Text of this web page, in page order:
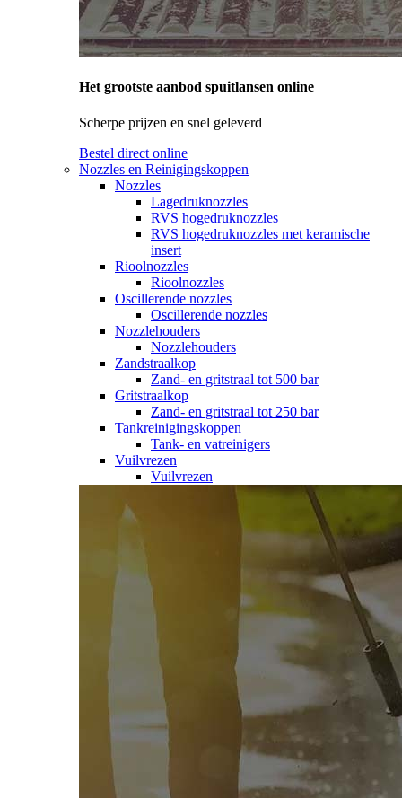
Het grootste aanbod spuitlansen online
Scherpe prijzen en snel geleverd
Bestel direct online
Nozzles en Reinigingskoppen
Nozzles
Lagedruknozzles
RVS hogedruknozzles
RVS hogedruknozzles met keramische
insert
Rioolnozzles
Rioolnozzles
Oscillerende nozzles
Oscillerende nozzles
Nozzlehouders
Nozzlehouders
Zandstraalkop
Zand- en gritstraal tot 500 bar
Gritstraalkop
Zand- en gritstraal tot 250 bar
Tankreinigingskoppen
Tank- en vatreinigers
Vuilvrezen
Vuilvrezen